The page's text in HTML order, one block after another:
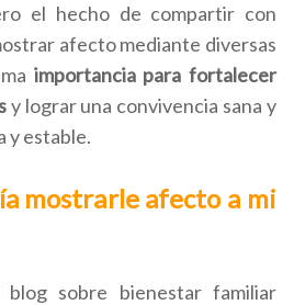
el hecho de compartir con
afecto mediante diversas
importancia para fortalecer
y lograr una convivencia sana y
y estable.
mostrarle afecto a mi
sobre bienestar familiar